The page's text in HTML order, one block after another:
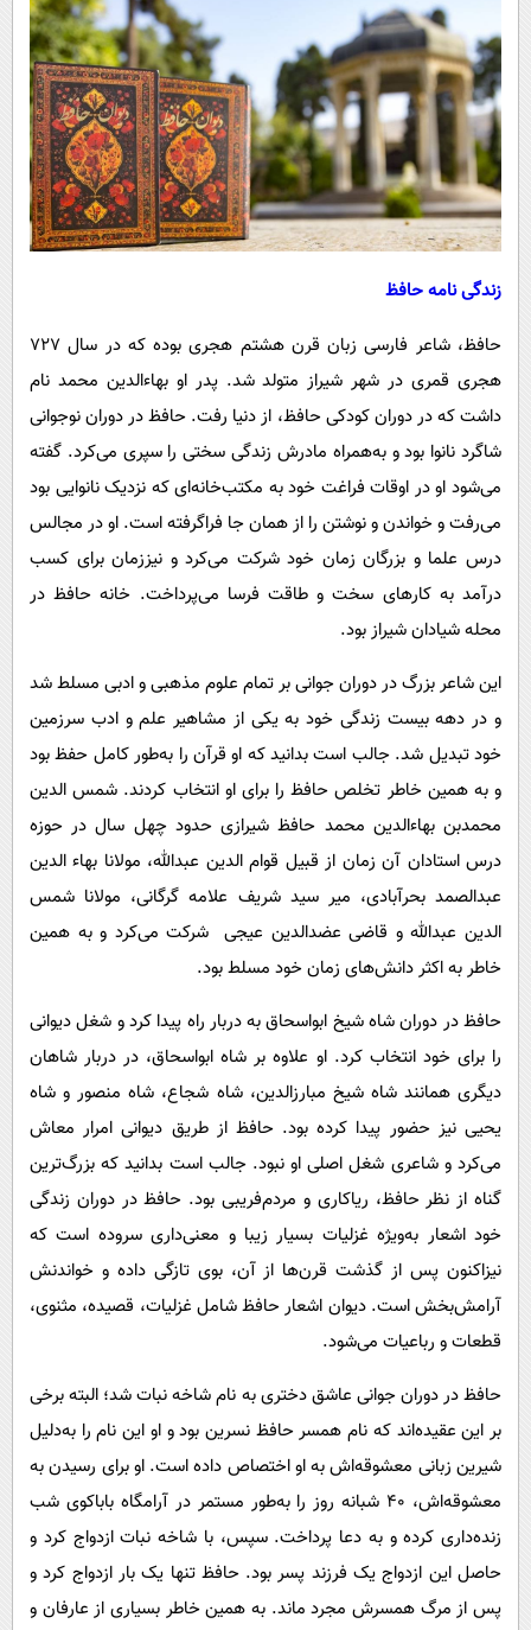
زندگی نامه حافظ
حافظ، شاعر فارسی زبان قرن هشتم هجری بوده که در سال ۷۲۷
هجری قمری در شهر شیراز متولد شد. پدر او بهاءالدین محمد نام
داشت که در دوران کودکی حافظ، از دنیا رفت. حافظ در دوران نوجوانی
شاگرد نانوا بود و به‌همراه مادرش زندگی سختی را سپری می‌کرد. گفته
می‌شود او در اوقات فراغت خود به مکتب‌خانه‌ای که نزدیک نانوایی بود
می‌رفت و خواندن و نوشتن را از همان جا فراگرفته است. او در مجالس
درس علما و بزرگان زمان خود شرکت می‌کرد و نیز‌زمان برای کسب
درآمد به کارهای سخت و طاقت فرسا می‌پرداخت. خانه حافظ در
محله شیادان شیراز بود.
این شاعر بزرگ در دوران جوانی بر تمام علوم مذهبی و ادبی مسلط شد
و در دهه بیست زندگی خود به یکی از مشاهیر علم و ادب سرزمین
خود تبدیل شد. جالب است بدانید که او قرآن را به‌طور کامل حفظ بود
و به همین خاطر تخلص حافظ را برای او انتخاب کردند. شمس الدین
محمدبن بهاءالدین محمد حافظ شیرازی حدود چهل سال در حوزه
درس استادان آن زمان از قبیل قوام الدين عبدالله، مولانا بهاء الدين
عبدالصمد بحرآبادی، مير سيد شريف علامه گرگانی، مولانا شمس
الدين عبدالله و قاضی عضدالدين عيجی شرکت می‌کرد و به همین
خاطر به اکثر دانش‌های زمان خود مسلط بود.
حافظ در دوران شاه شیخ ابواسحاق به دربار راه پیدا کرد و شغل دیوانی
را برای خود انتخاب کرد. او علاوه بر شاه ابواسحاق، در دربار شاهان
دیگری همانند شاه شیخ مبارزالدین، شاه شجاع، شاه منصور و شاه
یحیی نیز حضور پیدا کرده بود. حافظ از طریق دیوانی امرار معاش
می‌کرد و شاعری شغل اصلی او نبود. جالب است بدانید که بزرگ‌ترین
گناه از نظر حافظ، ریاکاری و مردم‌فریبی بود. حافظ در دوران زندگی
خود اشعار به‌ویژه غزلیات بسیار زیبا و معنی‌داری سروده است که
نیز‌اکنون پس از گذشت قرن‌ها از آن، بوی تازگی داده و خواندنش
آرامش‌بخش است. دیوان اشعار حافظ شامل غزلیات، قصیده، مثنوی،
قطعات و رباعیات می‌شود.
حافظ در دوران جوانی عاشق دختری به نام شاخه نبات شد؛ البته برخی
بر این عقیده‌اند که نام همسر حافظ نسرین بود و او این نام را به‌دلیل
شیرین زبانی معشوقه‌اش به او اختصاص داده است. او برای رسیدن به
معشوقه‌اش، ۴۰ شبانه روز را به‌طور مستمر در آرامگاه باباکوی شب
زنده‌داری کرده و به دعا پرداخت. سپس، با شاخه نبات ازدواج کرد و
حاصل این ازدواج یک فرزند پسر بود. حافظ تنها یک بار ازدواج کرد و
پس از مرگ همسرش مجرد ماند. به همین خاطر بسیاری از عارفان و